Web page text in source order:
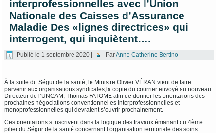
interprofessionnelles avec l’Union
Nationale des Caisses d’Assurance
Maladie Des «lignes directrices» qui
interrogent, qui inquiètent….
Publié le 1 septembre 2020 ParAnne Catherine Bertino
À la suite du Ségur de la santé, le Ministre Olivier VÉRAN vient de faire
parvenir aux organisations syndicales,la copie du courrier envoyé au nouveau
Directeur de l’UNCAM, Thomas FATOME afin de donner les orientations des
prochaines négociations conventionnelles interprofessionnelles et
monoprofessionnelles qui devraient s’ouvrir prochainement.
Ces orientations s’inscrivent dans la logique des travaux émanant du 4ème
pilier du Ségur de la santé concernant l’organisation territoriale des soins.